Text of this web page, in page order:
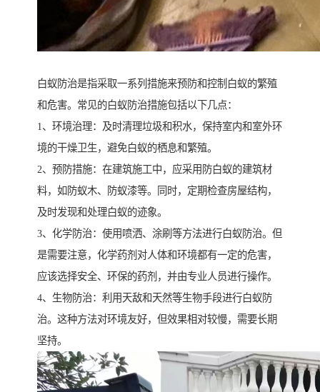
白蚁防治是指采取一系列措施来预防和控制白蚁的繁殖
和危害。常见的白蚁防治措施包括以下几点：
1、环境治理：及时清理垃圾和积水，保持室内和室外环
境的干燥卫生，避免白蚁的栖息和繁殖。
2、预防措施：在建筑施工中，应采用防白蚁的建筑材
料，如防蚁木、防蚁漆等。同时，定期检查房屋结构，
及时发现和处理白蚁的迹象。
3、化学防治：使用喷洒、涂刷等方法进行白蚁防治。但
是需要注意，化学药剂对人体和环境都有一定的危害，
应该选择安全、环保的药剂，并由专业人员进行操作。
4、生物防治：利用天敌和天然等生物手段进行白蚁防
治。这种方法对环境友好，但效果相对较慢，需要长期
坚持。